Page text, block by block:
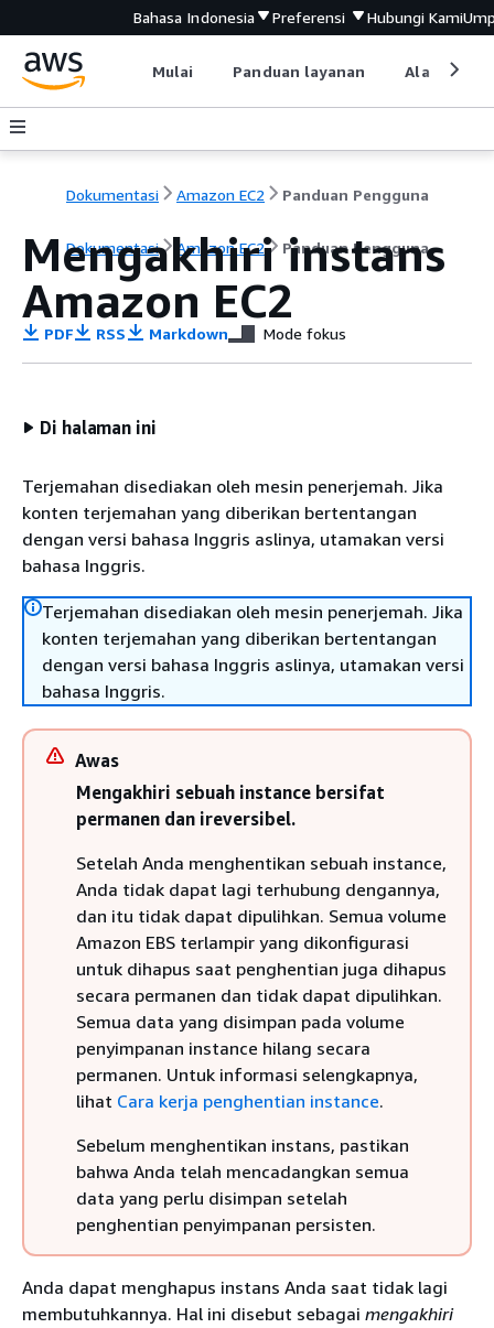
Bahasa Indonesia Preferensi Hubungi Kami
Mulai Panduan layanan Alat
Dokumentasi Amazon EC2 Panduan Pengguna
Dokumentasi Amazon EC2 Panduan Pengguna
Mengakhiri instans
Amazon EC2
PDF RSS Markdown Mode fokus
Di halaman ini
Terjemahan disediakan oleh mesin penerjemah. Jika
konten terjemahan yang diberikan bertentangan
dengan versi bahasa Inggris aslinya, utamakan versi
bahasa Inggris.
Terjemahan disediakan oleh mesin penerjemah. Jika
konten terjemahan yang diberikan bertentangan
dengan versi bahasa Inggris aslinya, utamakan versi
bahasa Inggris.
Awas
Mengakhiri sebuah instance bersifat
permanen dan ireversibel.
Setelah Anda menghentikan sebuah instance,
Anda tidak dapat lagi terhubung dengannya,
dan itu tidak dapat dipulihkan. Semua volume
Amazon EBS terlampir yang dikonfigurasi
untuk dihapus saat penghentian juga dihapus
secara permanen dan tidak dapat dipulihkan.
Semua data yang disimpan pada volume
penyimpanan instance hilang secara
permanen. Untuk informasi selengkapnya,
lihat Cara kerja penghentian instance.
Sebelum menghentikan instans, pastikan
bahwa Anda telah mencadangkan semua
data yang perlu disimpan setelah
penghentian penyimpanan persisten.
Anda dapat menghapus instans Anda saat tidak lagi
membutuhkannya. Hal ini disebut sebagai mengakhiri